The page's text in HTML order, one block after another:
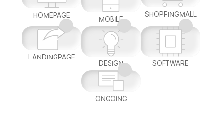
HOMEPAGE MOBILE
SHOPPINGMALL
LANDINGPAGE
DESIGN
SOFTWARE
ONGOING